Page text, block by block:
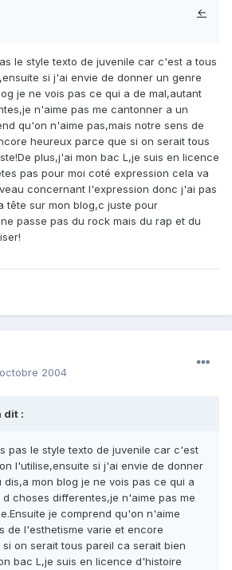
←
le style texto de juvenile car c'est a tous
si j'ai envie de donner un genre
je ne vois pas ce qui a de mal,autant
n'aime pas me cantonner a un
qu'on n'aime pas,mais notre sens de
heureux parce que si on serait tous
plus,j'ai mon bac L,je suis en licence
pas pour moi coté expression cela va
concernant l'expression donc j'ai pas
tête sur mon blog,c juste pour
passe pas du rock mais du rap et du
2004
dit :
pas le style texto de juvenile car c'est
l'utilise,ensuite si j'ai envie de donner
dis,a mon blog je ne vois pas ce qui a
choses differentes,je n'aime pas me
je comprend qu'on n'aime
de l'esthetisme varie et encore
on serait tous pareil ca serait bien
bac L,je suis en licence d'histoire